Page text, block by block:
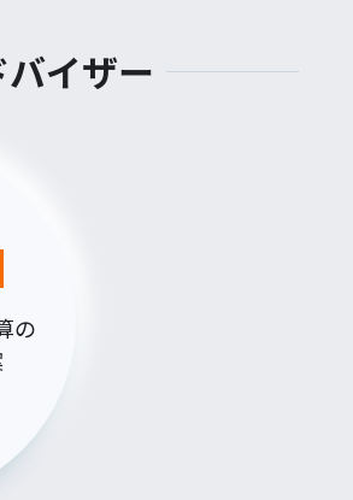
イザー
の